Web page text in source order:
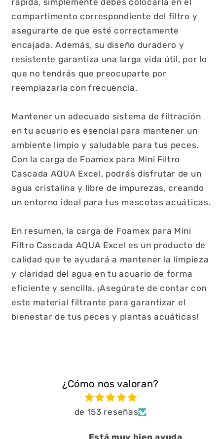
rápida, simplemente debes colocarla en el
compartimento correspondiente del filtro y
asegurarte de que esté correctamente
encajada. Además, su diseño duradero y
resistente garantiza una larga vida útil, por lo
que no tendrás que preocuparte por
reemplazarla con frecuencia.
Mantener un adecuado sistema de filtración
en tu acuario es esencial para mantener un
ambiente limpio y saludable para tus peces.
Con la carga de Foamex para Mini Filtro
Cascada AQUA Excel, podrás disfrutar de un
agua cristalina y libre de impurezas, creando
un entorno ideal para tus mascotas acuáticas.
En resumen, la carga de Foamex para Mini
Filtro Cascada AQUA Excel es un producto de
calidad que te ayudará a mantener la limpieza
y claridad del agua en tu acuario de forma
eficiente y sencilla. ¡Asegúrate de contar con
este material filtrante para garantizar el
bienestar de tus peces y plantas acuáticas!
¿Cómo nos valoran?
de 153 reseñas
Está muy bien ayuda